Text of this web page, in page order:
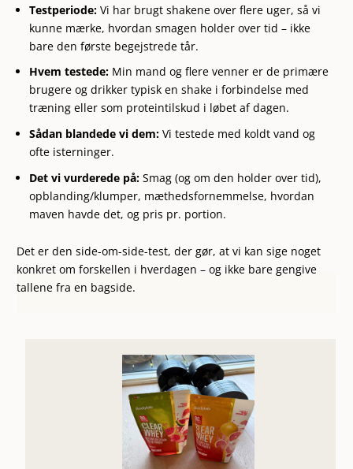
Testperiode: Vi har brugt shakene over flere uger, så vi
kunne mærke, hvordan smagen holder over tid – ikke
bare den første begejstrede tår.
Hvem testede: Min mand og flere venner er de primære
brugere og drikker typisk en shake i forbindelse med
træning eller som proteintilskud i løbet af dagen.
Sådan blandede vi dem: Vi testede med koldt vand og
ofte isterninger.
Det vi vurderede på: Smag (og om den holder over tid),
opblanding/klumper, mæthedsfornemmelse, hvordan
maven havde det, og pris pr. portion.
Det er den side-om-side-test, der gør, at vi kan sige noget
konkret om forskellen i hverdagen – og ikke bare gengive
tallene fra en bagside.